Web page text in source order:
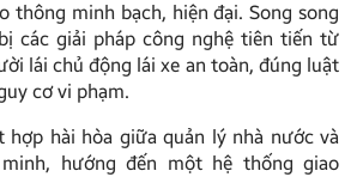
thông minh bạch, hiện đại. Song song
các giải pháp công nghệ tiên tiến từ
lái chủ động lái xe an toàn, đúng luật
cơ vi phạm.
hợp hài hòa giữa quản lý nhà nước và
hướng đến một hệ thống giao